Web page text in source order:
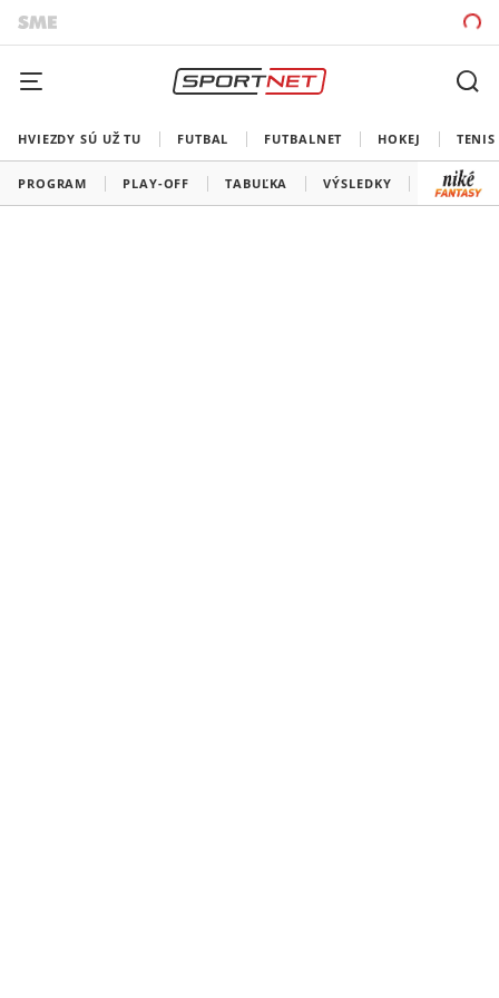
HVIEZDY SÚ UŽ TU FUTBAL FUTBALNET HOKEJ TENIS
PROGRAM PLAY-OFF TABUĽKA VÝSLEDKY ŠK